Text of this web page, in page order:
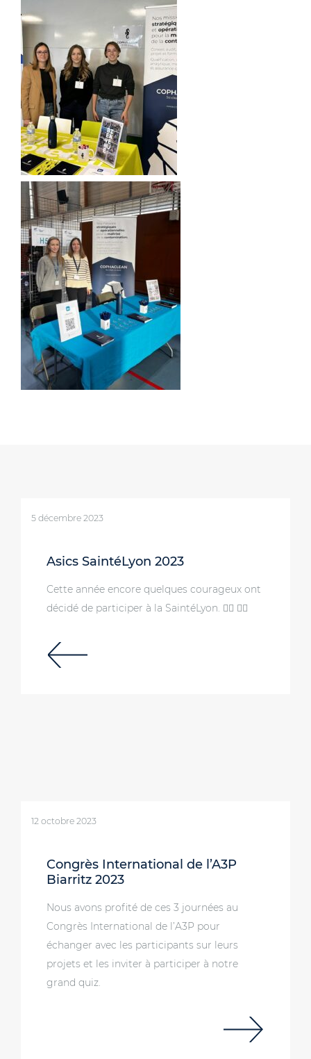
5 décembre 2023
Asics SaintéLyon 2023
Cette année encore quelques courageux ont
décidé de participer à la SaintéLyon. 🏃‍♀️ 🏃‍♂️
12 octobre 2023
Congrès International de l’A3P
Biarritz 2023
Nous avons profité de ces 3 journées au
Congrès International de l’A3P pour
échanger avec les participants sur leurs
projets et les inviter à participer à notre
grand quiz.